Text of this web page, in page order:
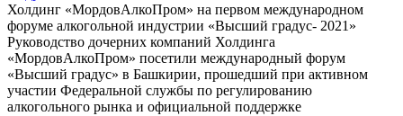
Холдинг «МордовАлкоПром» на первом международном
форуме алкогольной индустрии «Высший градус- 2021»
Руководство дочерних компаний Холдинга
«МордовАлкоПром» посетили международный форум
«Высший градус» в Башкирии, прошедший при активном
участии Федеральной службы по регулированию
алкогольного рынка и официальной поддержке